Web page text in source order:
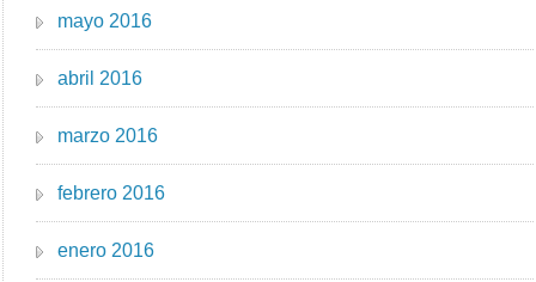
mayo 2016
abril 2016
marzo 2016
febrero 2016
enero 2016